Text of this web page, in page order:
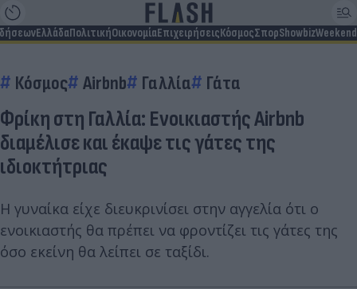
ΕλλάδαΠολιτικήΟικονομίαΕπιχειρήσειςΚόσμοςΣπορShowbizWeekend
Κόσμος Airbnb Γαλλία Γάτα
Φρίκη στη Γαλλία: Ενοικιαστής Airbnb
διαμέλισε και έκαψε τις γάτες της
ιδιοκτήτριας
Η γυναίκα είχε διευκρινίσει στην αγγελία ότι ο
ενοικιαστής θα πρέπει να φροντίζει τις γάτες της
όσο εκείνη θα λείπει σε ταξίδι.